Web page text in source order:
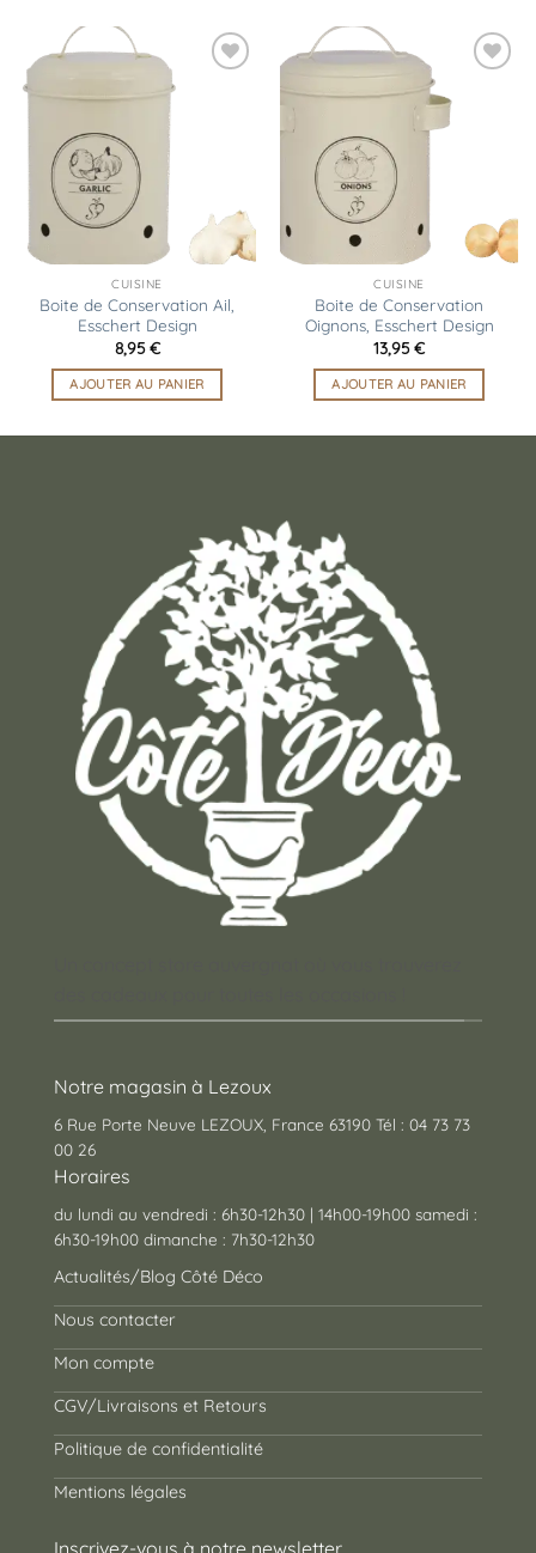
CUISINE
Boite de Conservation Ail,
Esschert Design
8,95€
AJOUTER AU PANIER
CUISINE
Boite de Conservation
Oignons, Esschert Design
13,95€
AJOUTER AU PANIER
Notre magasin à Lezoux
6 Rue Porte Neuve LEZOUX, France 63190 Tél : 04 73 73
00 26
Horaires
du lundi au vendredi : 6h30-12h30 | 14h00-19h00 samedi :
6h30-19h00 dimanche : 7h30-12h30
Actualités/Blog Côté Déco
Nous contacter
Mon compte
CGV/Livraisons et Retours
Politique de confidentialité
Mentions légales
Inscrivez-vous à notre newsletter